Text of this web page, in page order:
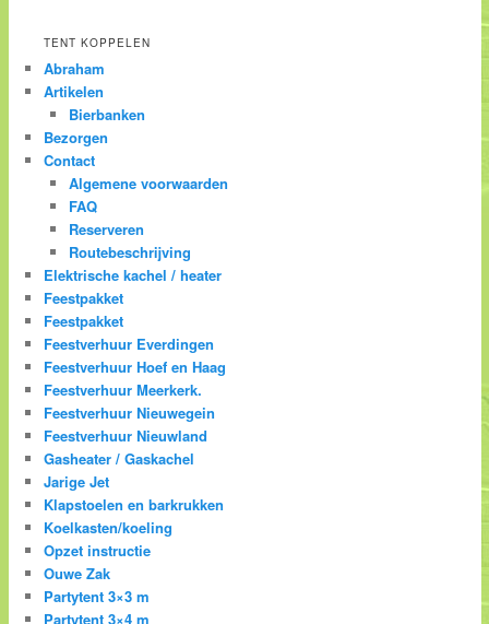
TENT KOPPELEN
Abraham
Artikelen
Bierbanken
Bezorgen
Contact
Algemene voorwaarden
FAQ
Reserveren
Routebeschrijving
Elektrische kachel / heater
Feestpakket
Feestpakket
Feestverhuur Everdingen
Feestverhuur Hoef en Haag
Feestverhuur Meerkerk.
Feestverhuur Nieuwegein
Feestverhuur Nieuwland
Gasheater / Gaskachel
Jarige Jet
Klapstoelen en barkrukken
Koelkasten/koeling
Opzet instructie
Ouwe Zak
Partytent 3×3 m
Partytent 3×4 m